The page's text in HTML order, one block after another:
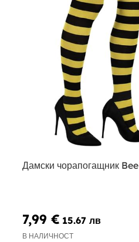
Дамски чорапогащник Bee
7,99 € 15.67 лв
В НАЛИЧНОСТ